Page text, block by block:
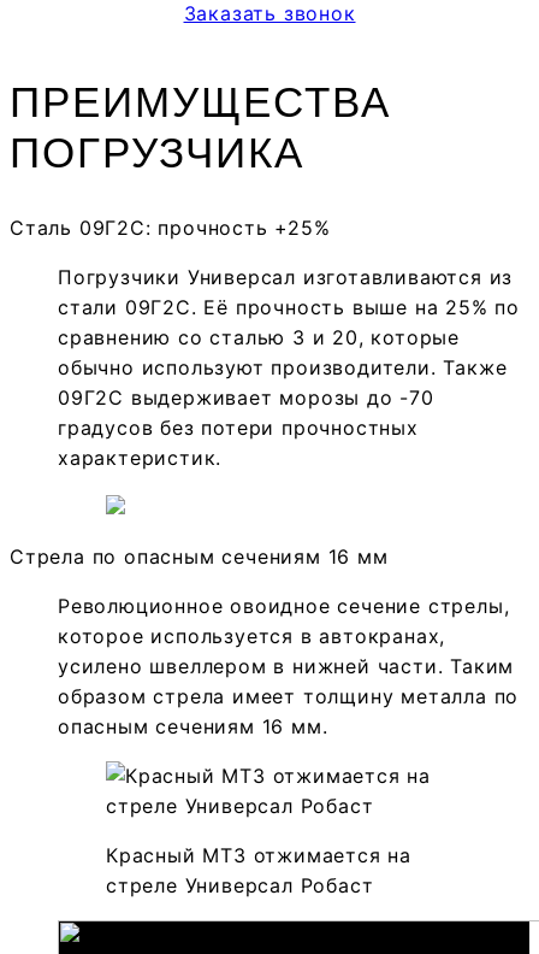
Заказать звонок
ПРЕИМУЩЕСТВА
ПОГРУЗЧИКА
Сталь 09Г2С: прочность +25%
Погрузчики Универсал изготавливаются из
стали 09Г2С. Её прочность выше на 25% по
сравнению со сталью 3 и 20, которые
обычно используют производители. Также
09Г2С выдерживает морозы до -70
градусов без потери прочностных
характеристик.
Стрела по опасным сечениям 16 мм
Революционное овоидное сечение стрелы,
которое используется в автокранах,
усилено швеллером в нижней части. Таким
образом стрела имеет толщину металла по
опасным сечениям 16 мм.
Красный МТЗ отжимается на
стреле Универсал Робаст